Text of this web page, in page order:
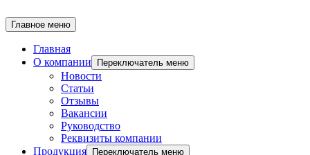
Главное меню
Главная
О компании
Переключатель меню
Новости
Статьи
Отзывы
Вакансии
Руководство
Реквизиты компании
Продукция
Переключатель меню